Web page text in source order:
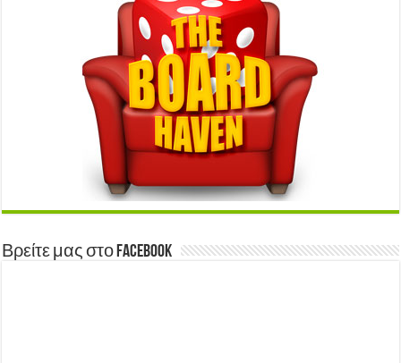
Βρείτε μας στο Facebook